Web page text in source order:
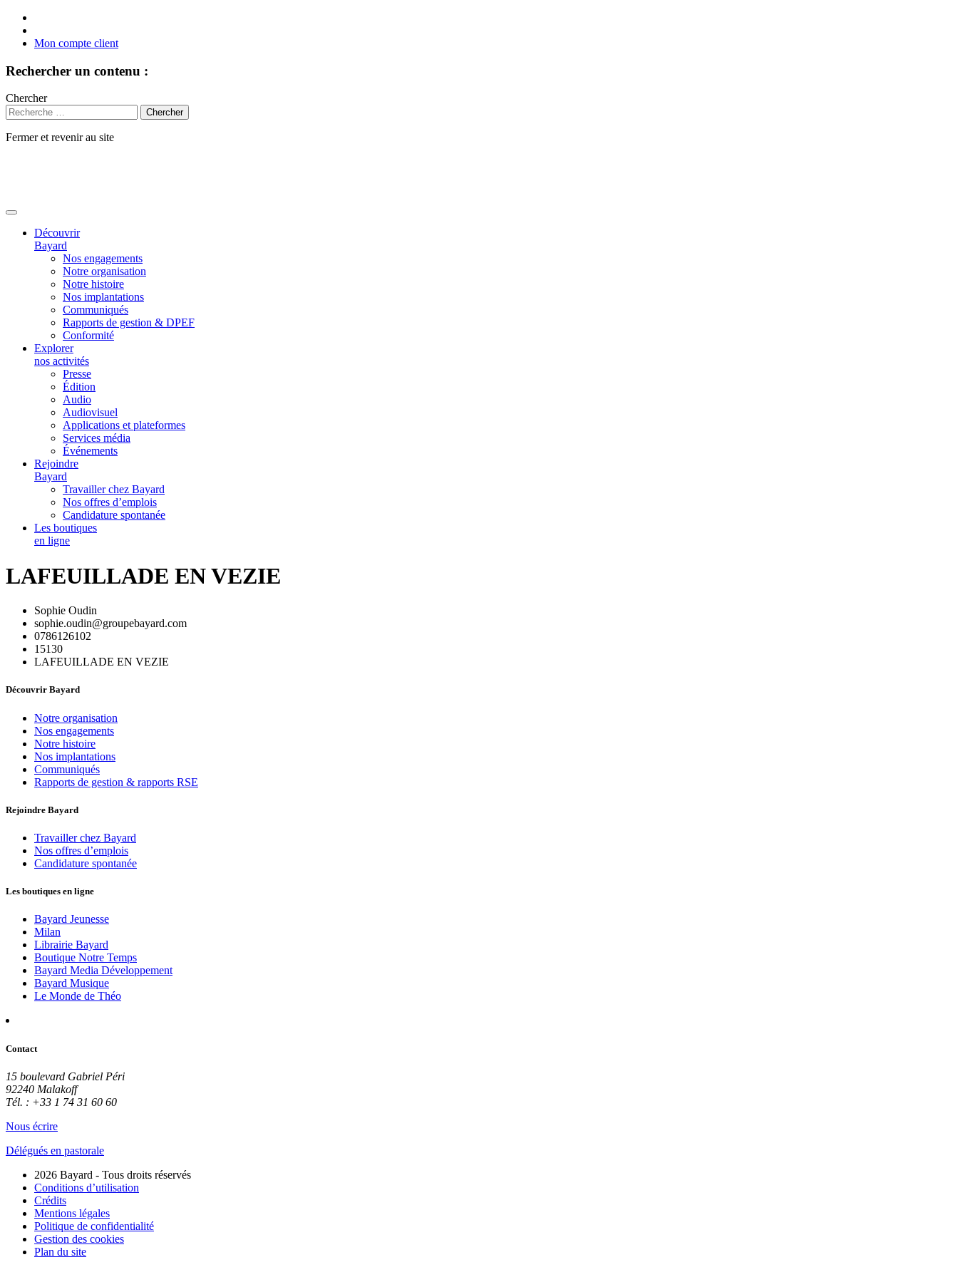
Mon compte client
Rechercher un contenu :
Chercher
Fermer et revenir au site
Découvrir
Bayard
Nos engagements
Notre organisation
Notre histoire
Nos implantations
Communiqués
Rapports de gestion & DPEF
Conformité
Explorer
nos activités
Presse
Édition
Audio
Audiovisuel
Applications et plateformes
Services média
Événements
Rejoindre
Bayard
Travailler chez Bayard
Nos offres d’emplois
Candidature spontanée
Les boutiques
en ligne
LAFEUILLADE EN VEZIE
Sophie Oudin
sophie.oudin@groupebayard.com
0786126102
15130
LAFEUILLADE EN VEZIE
Découvrir Bayard
Notre organisation
Nos engagements
Notre histoire
Nos implantations
Communiqués
Rapports de gestion & rapports RSE
Rejoindre Bayard
Travailler chez Bayard
Nos offres d’emplois
Candidature spontanée
Les boutiques en ligne
Bayard Jeunesse
Milan
Librairie Bayard
Boutique Notre Temps
Bayard Media Développement
Bayard Musique
Le Monde de Théo
Contact
15 boulevard Gabriel Péri
92240 Malakoff
Tél. : +33 1 74 31 60 60
Nous écrire
Délégués en pastorale
2026 Bayard - Tous droits réservés
Conditions d’utilisation
Crédits
Mentions légales
Politique de confidentialité
Gestion des cookies
Plan du site